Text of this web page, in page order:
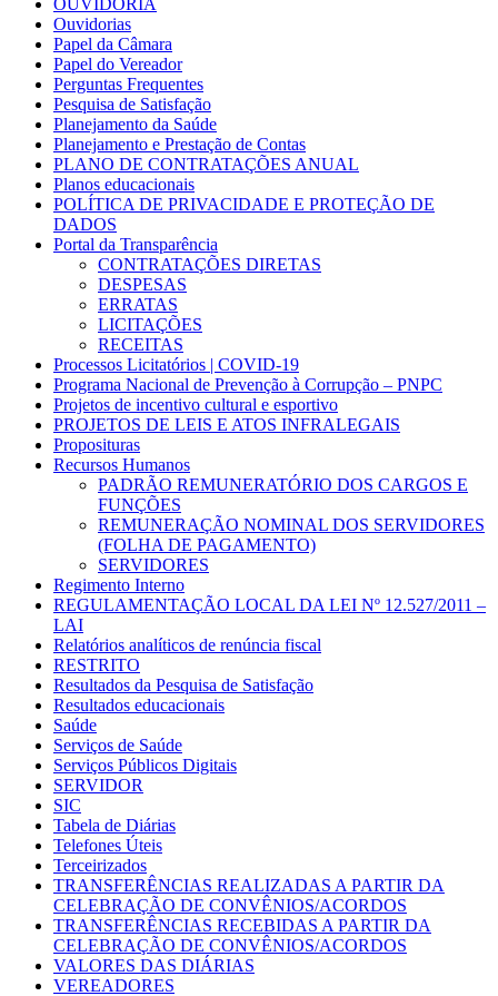
Ouvidorias
Papel da Câmara
Papel do Vereador
Perguntas Frequentes
Pesquisa de Satisfação
Planejamento da Saúde
Planejamento e Prestação de Contas
PLANO DE CONTRATAÇÕES ANUAL
Planos educacionais
POLÍTICA DE PRIVACIDADE E PROTEÇÃO DE
DADOS
Portal da Transparência
CONTRATAÇÕES DIRETAS
DESPESAS
ERRATAS
LICITAÇÕES
RECEITAS
Processos Licitatórios | COVID-19
Programa Nacional de Prevenção à Corrupção – PNPC
Projetos de incentivo cultural e esportivo
PROJETOS DE LEIS E ATOS INFRALEGAIS
Proposituras
Recursos Humanos
PADRÃO REMUNERATÓRIO DOS CARGOS E
FUNÇÕES
REMUNERAÇÃO NOMINAL DOS SERVIDORES
(FOLHA DE PAGAMENTO)
SERVIDORES
Regimento Interno
REGULAMENTAÇÃO LOCAL DA LEI Nº 12.527/2011 –
LAI
Relatórios analíticos de renúncia fiscal
RESTRITO
Resultados da Pesquisa de Satisfação
Resultados educacionais
Saúde
Serviços de Saúde
Serviços Públicos Digitais
SERVIDOR
SIC
Tabela de Diárias
Telefones Úteis
Terceirizados
TRANSFERÊNCIAS REALIZADAS A PARTIR DA
CELEBRAÇÃO DE CONVÊNIOS/ACORDOS
TRANSFERÊNCIAS RECEBIDAS A PARTIR DA
CELEBRAÇÃO DE CONVÊNIOS/ACORDOS
VALORES DAS DIÁRIAS
VEREADORES